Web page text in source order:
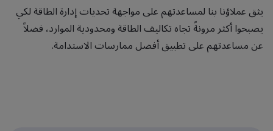
يثق عملاؤنا بنا لمساعدتهم على مواجهة تحديات إدارة الطاقة لكي
يصبحوا أكثر مرونةً تجاه تكاليف الطاقة ومحدودية الموارد، فضلاً
عن مساعدتهم على تطبيق أفضل ممارسات الاستدامة.